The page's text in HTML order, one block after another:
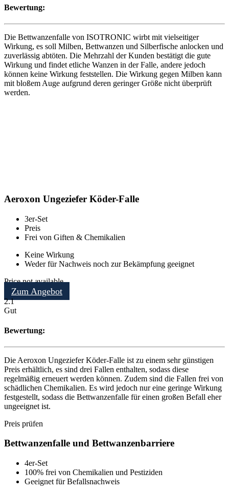
Bewertung:
Die Bettwanzenfalle von ISOTRONIC wirbt mit vielseitiger
Wirkung, es soll Milben, Bettwanzen und Silberfische anlocken und
zuverlässig abtöten. Die Mehrzahl der Kunden bestätigt die gute
Wirkung und findet etliche Wanzen in der Falle, andere jedoch
können keine Wirkung feststellen. Die Wirkung gegen Milben kann
mit bloßem Auge aufgrund deren geringer Größe nicht überprüft
werden.
Aeroxon Ungeziefer Köder-Falle
3er-Set
Preis
Frei von Giften & Chemikalien
Keine Wirkung
Weder für Nachweis noch zur Bekämpfung geeignet
Price not available
Zum Angebot
2.1
Gut
Bewertung:
Die Aeroxon Ungeziefer Köder-Falle ist zu einem sehr günstigen
Preis erhältlich, es sind drei Fallen enthalten, sodass diese
regelmäßig erneuert werden können. Zudem sind die Fallen frei von
schädlichen Chemikalien. Es wird jedoch nur eine geringe Wirkung
festgestellt, sodass die Bettwanzenfalle für einen großen Befall eher
ungeeignet ist.
Preis prüfen
Bettwanzenfalle und Bettwanzenbarriere
4er-Set
100% frei von Chemikalien und Pestiziden
Geeignet für Befallsnachweis